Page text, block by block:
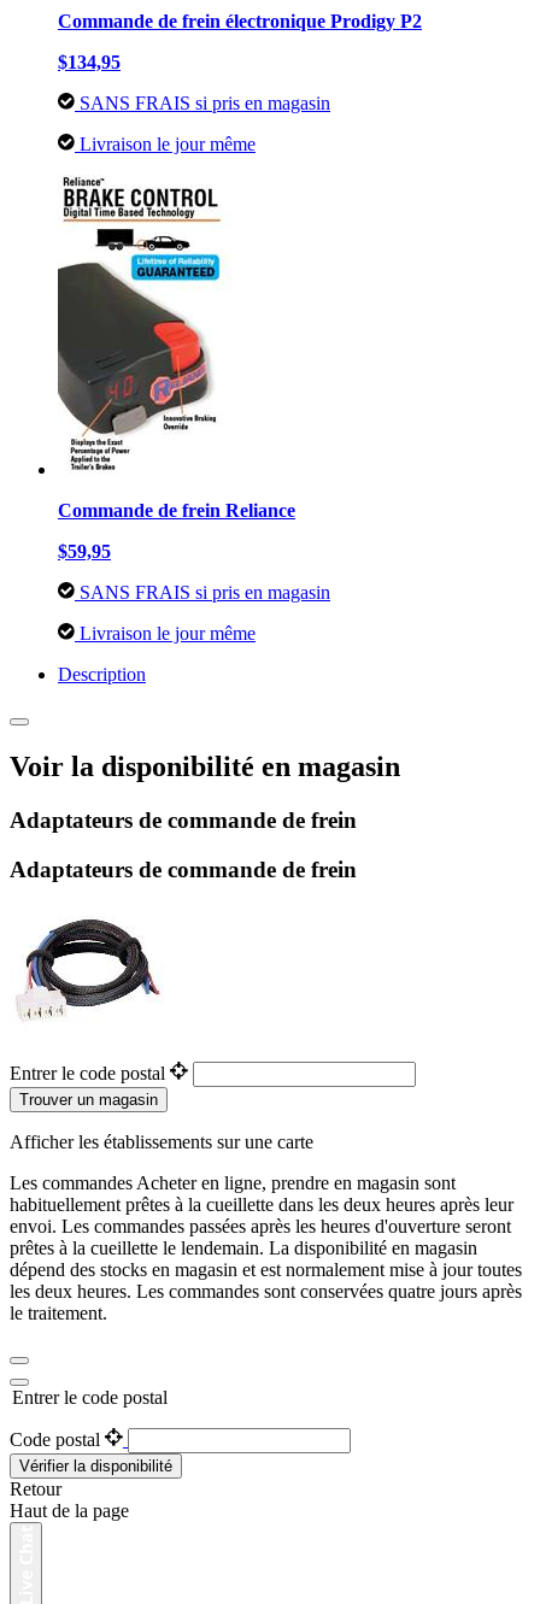
Commande de frein électronique Prodigy P2
$134,95
SANS FRAIS si pris en magasin
Livraison le jour même
Commande de frein Reliance
$59,95
SANS FRAIS si pris en magasin
Livraison le jour même
Description
Voir la disponibilité en magasin
Adaptateurs de commande de frein
Adaptateurs de commande de frein
Entrer le code postal
Trouver un magasin
Afficher les établissements sur une carte
Les commandes Acheter en ligne, prendre en magasin sont
habituellement prêtes à la cueillette dans les deux heures après leur
envoi. Les commandes passées après les heures d'ouverture seront
prêtes à la cueillette le lendemain. La disponibilité en magasin
dépend des stocks en magasin et est normalement mise à jour toutes
les deux heures. Les commandes sont conservées quatre jours après
le traitement.
Entrer le code postal
Code postal
Vérifier la disponibilité
Retour
Haut de la page